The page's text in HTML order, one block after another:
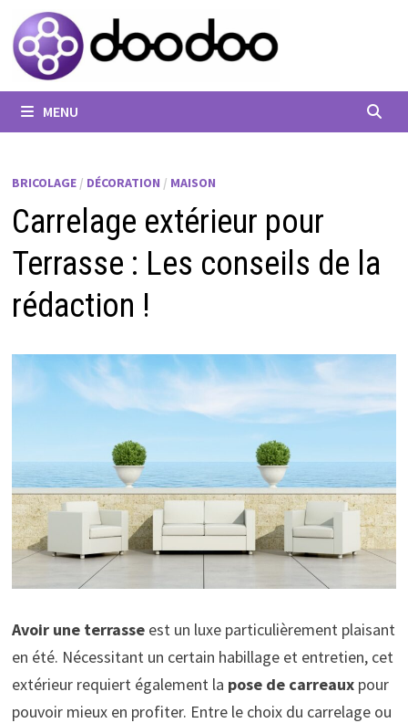
Passer
au
contenu
MENU
BRICOLAGE/ DÉCORATION / MAISON
Carrelage extérieur pour
Terrasse : Les conseils de la
rédaction !
Avoir une terrasseest un luxe particulièrement plaisant
en été. Nécessitant un certain habillage et entretien, cet
extérieur requiert également la pose de carreaux pour
pouvoir mieux en profiter. Entre le choix du carrelage ou